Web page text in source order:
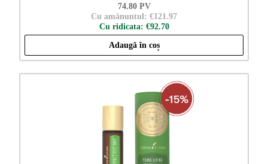
74.80 PV
Cu amănuntul: €121.97
Cu ridicata: €92.70
Adaugă în coș